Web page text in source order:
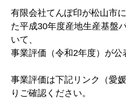
有限会社てんぽ印が松山市
た平成30年度産地生産基盤
いて、
事業評価（令和2年度）が公
事業評価は下記リンク（愛
りご確認ください。